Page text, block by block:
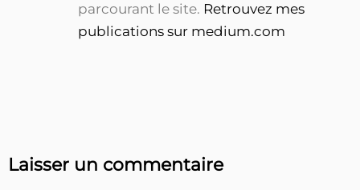
parcourant le site. Retrouvez mes
publications sur medium.com
Laisser un commentaire